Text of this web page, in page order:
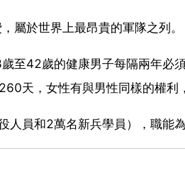
屬於世界上最昂貴的軍隊之列。
至42歲的健康男子每隔兩年必
天，女性有與男性同樣的權利
員和2萬名新兵學員），職能